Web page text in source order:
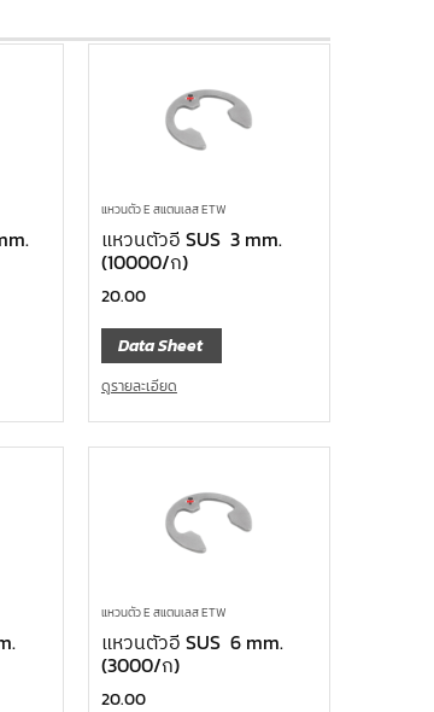
แหวนตัว E สแตนเลส ETW
แหวนตัวอี SUS 3 mm.
(10000/ก)
20.00
Data Sheet
ดูรายละเอียด
แหวนตัว E สแตนเลส ETW
แหวนตัวอี SUS 6 mm.
(3000/ก)
20.00